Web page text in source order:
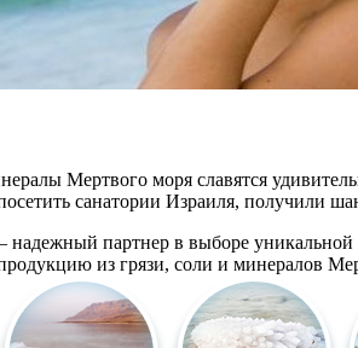
Мертвого моря славятся
санатории Израиля, получили
надежный партнер в выборе
из грязи, соли и минералов